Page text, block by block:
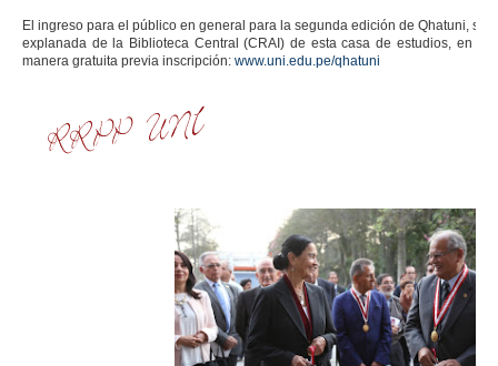
El ingreso para el público en general para la segunda edición de Qhatuni,
explanada de la Biblioteca Central (CRAI) de esta casa de estudios, en
manera gratuita previa inscripción: www.uni.edu.pe/qhatuni